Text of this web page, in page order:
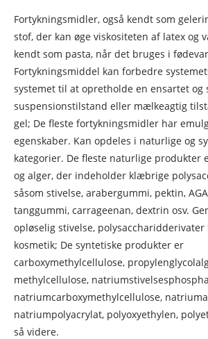
Fortykningsmidler, også kendt som
stof, der kan øge viskositeten af ​​latex og
kendt som pasta, når det bruges i
Fortykningsmiddel kan forbedre
systemet til at opretholde en ensartet og
suspensionstilstand eller mælkeagtig
gel; De fleste fortykningsmidler har
egenskaber. Kan opdeles i naturlige og
kategorier. De fleste naturlige produkter
og alger, der indeholder klæbrige
såsom stivelse, arabergummi, pektin,
tanggummi, carrageenan, dextrin osv.
opløselig stivelse, polysaccharidderivater
kosmetik; De syntetiske produkter er
carboxymethylcellulose,
methylcellulose,
natriumcarboxymethylcellulose,
natriumpolyacrylat, polyoxyethylen,
så videre.